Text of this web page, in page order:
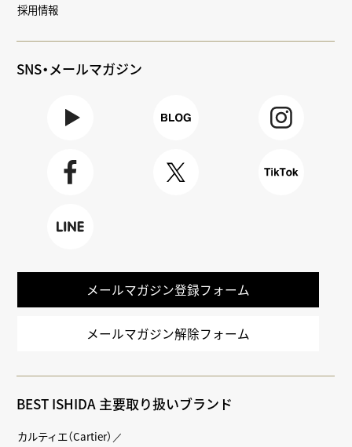
採用情報
SNS・メールマガジン
メールマガジン登録フォーム
メールマガジン解除フォーム
BEST ISHIDA 主要取り扱いブランド
カルティエ（Cartier）